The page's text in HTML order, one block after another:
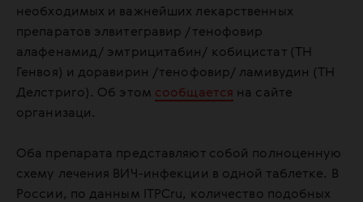
необходимых и важнейших лекарственных
препаратов элвитегравир /тенофовир
алафенамид/ эмтрицитабин/ кобицистат (ТН
Генвоя) и доравирин /тенофовир/ ламивудин (ТН
Делстриго). Об этом сообщается на сайте
организаци.
Оба препарата представляют собой полноценную
схему лечения ВИЧ-инфекции в одной таблетке. В
России, по данным ITPCru, количество подобных